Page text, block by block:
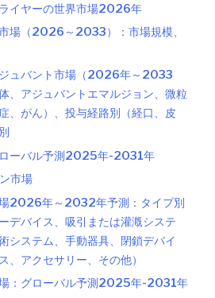
イヤーの世界市場2026年
場（2026～2033）：市場規模、
ュバント市場（2026年～2033
、アジュバントエマルジョン、微粒
、がん）、投与経路別（経口、皮
ローバル予測2025年-2031年
市場
2026年～2032年予測：タイプ別
デバイス、吸引または灌漑システ
システム、手動器具、閉鎖デバイ
、アクセサリー、その他）
：グローバル予測2025年-2031年